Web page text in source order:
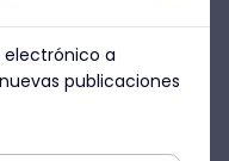
electrónico a
publicaciones